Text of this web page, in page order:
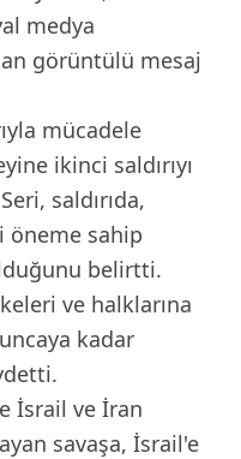
medya
görüntülü mesaj
mücadele
ikinci saldırıyı
saldırıda,
öneme sahip
belirtti.
ve halklarına
kadar
İsrail ve İran
savaşa, İsrail'e